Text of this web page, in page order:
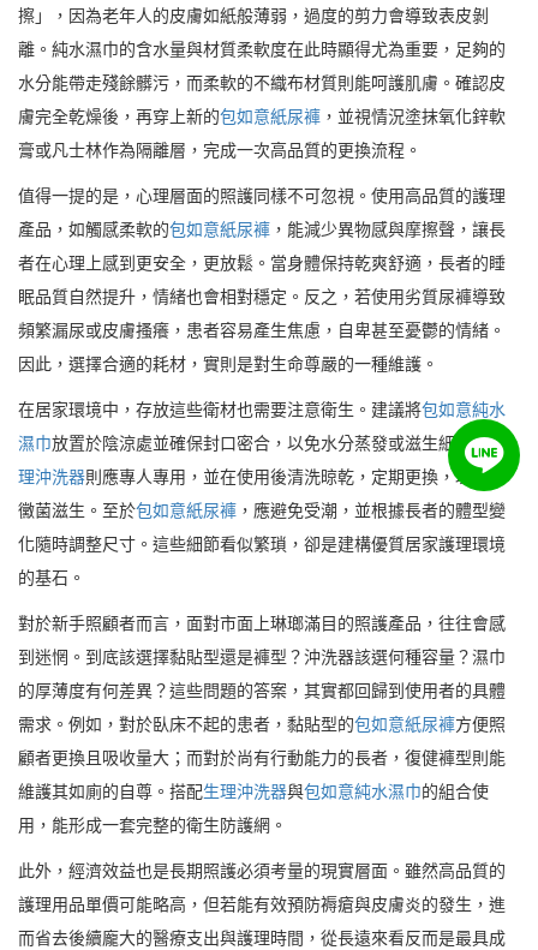
擦」，因為老年人的皮膚如紙般薄弱，過度的剪力會導致表皮剝
離。純水濕巾的含水量與材質柔軟度在此時顯得尤為重要，足夠的
水分能帶走殘餘髒污，而柔軟的不織布材質則能呵護肌膚。確認皮
膚完全乾燥後，再穿上新的包如意紙尿褲 ，並視情況塗抹氧化鋅軟
膏或凡士林作為隔離層，完成一次高品質的更換流程。
值得一提的是，心理層面的照護同樣不可忽視。使用高品質的護理
產品，如觸感柔軟的包如意紙尿褲 ，能減少異物感與摩擦聲，讓長
者在心理上感到更安全，更放鬆。當身體保持乾爽舒適，長者的睡
眠品質自然提升，情緒也會相對穩定。反之，若使用劣質尿褲導致
頻繁漏尿或皮膚搔癢，患者容易產生焦慮，自卑甚至憂鬱的情緒。
因此，選擇合適的耗材，實則是對生命尊嚴的一種維護。
在居家環境中，存放這些衛材也需要注意衛生。建議將包如意純水
濕巾放置於陰涼處並確保封口密合，以免水分蒸發或滋生細菌；生
理沖洗器則應專人專用，並在使用後清洗晾乾，定期更換，以防止
黴菌滋生。至於包如意紙尿褲 ，應避免受潮，並根據長者的體型變
化隨時調整尺寸。這些細節看似繁瑣，卻是建構優質居家護理環境
的基石。
對於新手照顧者而言，面對市面上琳瑯滿目的照護產品，往往會感
到迷惘。到底該選擇黏貼型還是褲型？沖洗器該選何種容量？濕巾
的厚薄度有何差異？這些問題的答案，其實都回歸到使用者的具體
需求。例如，對於臥床不起的患者，黏貼型的包如意紙尿褲方便照
顧者更換且吸收量大；而對於尚有行動能力的長者，復健褲型則能
維護其如廁的自尊。搭配生理沖洗器與包如意純水濕巾的組合使
用，能形成一套完整的衛生防護網。
此外，經濟效益也是長期照護必須考量的現實層面。雖然高品質的
護理用品單價可能略高，但若能有效預防褥瘡與皮膚炎的發生，進
而省去後續龐大的醫療支出與護理時間，從長遠來看反而是最具成